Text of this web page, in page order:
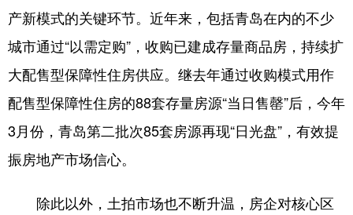
产新模式的关键环节。近年来，包括青岛在内的不少
城市通过‌“以需定购”，收购已建成存量商品房‌，持续扩
大配售型保障性住房供应。继去年通过收购模式用作
配售型保障性住房的88套存量房源“当日售罄”后，今年
3月份，青岛第二批次85套房源再现“日光盘”，有效提
振房地产市场信心。
除此以外，土拍市场也不断升温，房企对核心区